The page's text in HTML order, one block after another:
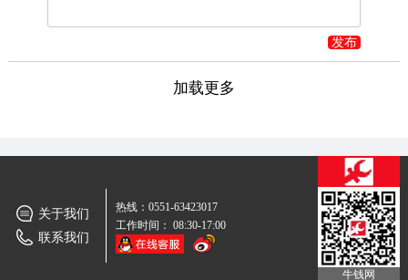
发布
加载更多
关于我们
联系我们
热线：0551-63423017
工作时间： 08:30-17:00
牛钱网